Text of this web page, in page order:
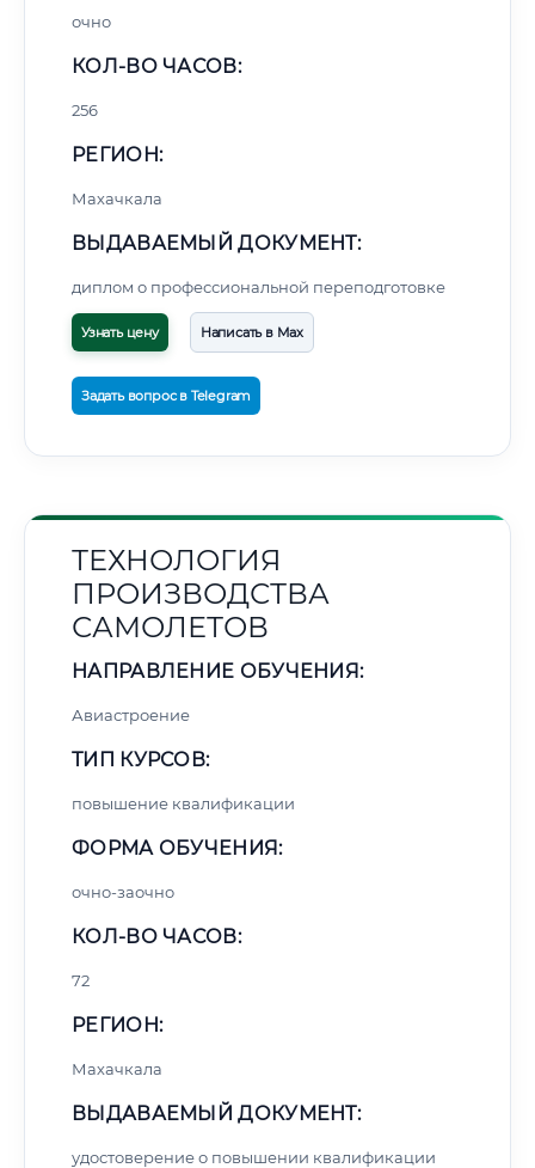
очно
КОЛ-ВО ЧАСОВ:
256
РЕГИОН:
Махачкала
ВЫДАВАЕМЫЙ ДОКУМЕНТ:
диплом о профессиональной переподготовке
Узнать цену Написать в Max
Задать вопрос в Telegram
ТЕХНОЛОГИЯ
ПРОИЗВОДСТВА
САМОЛЕТОВ
НАПРАВЛЕНИЕ ОБУЧЕНИЯ:
Авиастроение
ТИП КУРСОВ:
повышение квалификации
ФОРМА ОБУЧЕНИЯ:
очно-заочно
КОЛ-ВО ЧАСОВ:
72
РЕГИОН:
Махачкала
ВЫДАВАЕМЫЙ ДОКУМЕНТ:
удостоверение о повышении квалификации